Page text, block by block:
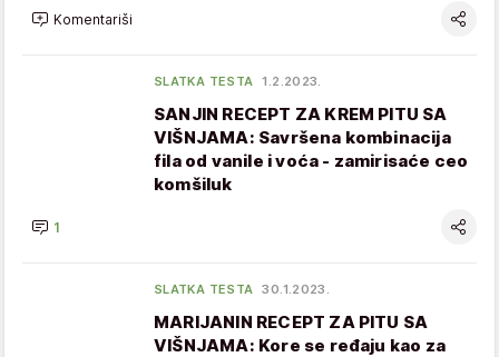
Komentariši
SLATKA TESTA 1.2.2023.
SANJIN RECEPT ZA KREM PITU SA
VIŠNJAMA: Savršena kombinacija
fila od vanile i voća - zamirisaće ceo
komšiluk
1
SLATKA TESTA 30.1.2023.
MARIJANIN RECEPT ZA PITU SA
VIŠNJAMA: Kore se ređaju kao za